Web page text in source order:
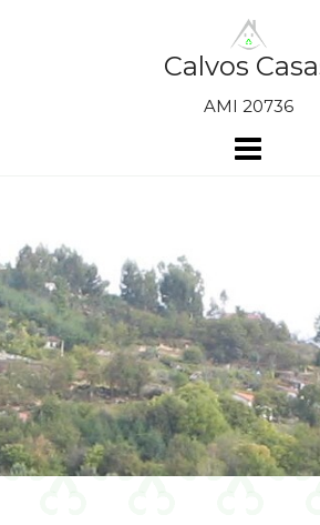
Calvos
AMI 20736